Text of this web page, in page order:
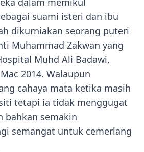
suami isteri dan ibu
dikurniakan seorang puteri
Muhammad Zakwan yang
Muhd Ali Badawi,
2014. Walaupun
cahaya mata ketika masih
tetapi ia tidak menggugat
bahkan semakin
semangat untuk cemerlang